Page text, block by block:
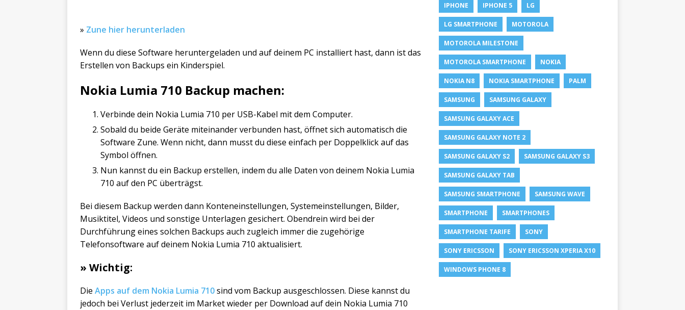
» Zune hier herunterladen
Wenn du diese Software heruntergeladen und auf deinem PC installiert hast, dann ist das
Erstellen von Backups ein Kinderspiel.
Nokia Lumia 710 Backup machen:
Verbinde dein Nokia Lumia 710 per USB-Kabel mit dem Computer.
Sobald du beide Geräte miteinander verbunden hast, öffnet sich automatisch die
Software Zune. Wenn nicht, dann musst du diese einfach per Doppelklick auf das
Symbol öffnen.
Nun kannst du ein Backup erstellen, indem du alle Daten von deinem Nokia Lumia
710 auf den PC überträgst.
Bei diesem Backup werden dann Konteneinstellungen, Systemeinstellungen, Bilder,
Musiktitel, Videos und sonstige Unterlagen gesichert. Obendrein wird bei der
Durchführung eines solchen Backups auch zugleich immer die zugehörige
Telefonsoftware auf deinem Nokia Lumia 710 aktualisiert.
» Wichtig:
Die Apps auf dem Nokia Lumia 710sind vom Backup ausgeschlossen. Diese kannst du
jedoch bei Verlust jederzeit im Market wieder per Download auf dein Nokia Lumia 710
IPHONE IPHONE 5 LG
LG SMARTPHONE MOTOROLA
MOTOROLA MILESTONE
MOTOROLA SMARTPHONE NOKIA
NOKIA N8 NOKIA SMARTPHONE PALM
SAMSUNG SAMSUNG GALAXY
SAMSUNG GALAXY ACE
SAMSUNG GALAXY NOTE 2
SAMSUNG GALAXY S2 SAMSUNG GALAXY S3
SAMSUNG GALAXY TAB
SAMSUNG SMARTPHONE SAMSUNG WAVE
SMARTPHONE SMARTPHONES
SMARTPHONE TARIFE SONY
SONY ERICSSON SONY ERICSSON XPERIA X10
WINDOWS PHONE 8